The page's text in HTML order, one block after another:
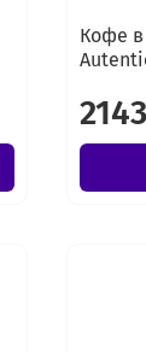
Кофе в